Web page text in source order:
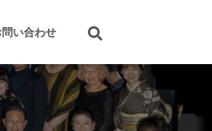
問い合わせ